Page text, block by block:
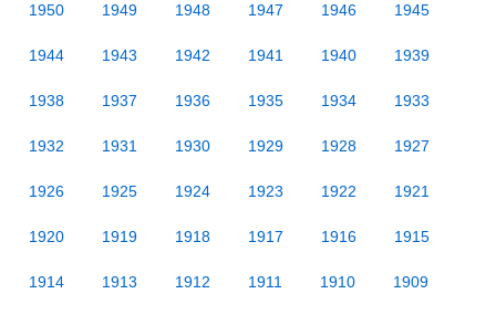
1950 1949 1948 1947 1946 1945
1944 1943 1942 1941 1940 1939
1938 1937 1936 1935 1934 1933
1932 1931 1930 1929 1928 1927
1926 1925 1924 1923 1922 1921
1920 1919 1918 1917 1916 1915
1914 1913 1912 1911 1910 1909